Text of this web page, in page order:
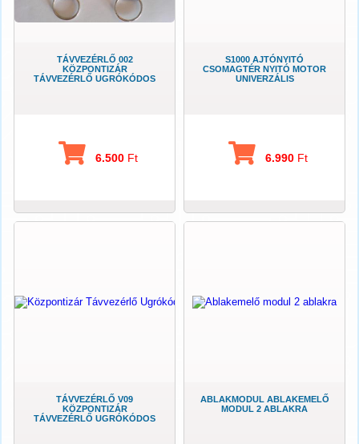
TÁVVEZÉRLŐ 002
KÖZPONTIZÁR
TÁVVEZÉRLŐ UGRÓKÓDOS
6.500 Ft
S1000 AJTÓNYITÓ
CSOMAGTÉR NYITÓ MOTOR
UNIVERZÁLIS
6.990 Ft
TÁVVEZÉRLŐ V09
KÖZPONTIZÁR
TÁVVEZÉRLŐ UGRÓKÓDOS
ABLAKMODUL ABLAKEMELŐ
MODUL 2 ABLAKRA